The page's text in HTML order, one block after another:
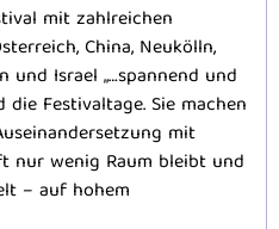
mit zahlreichen
China, Neukölln,
und Israel „…spannend und
Festivaltage. Sie machen
mit
nur wenig Raum bleibt und
– auf hohem